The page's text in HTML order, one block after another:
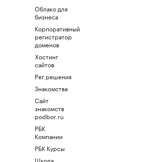
Облако для
бизнеса
Корпоративный
регистратор
доменов
Хостинг
сайтов
Рег.решения
Знакомства
Сайт
знакомств
podbor.ru
РБК
Компании
РБК Курсы
Школа